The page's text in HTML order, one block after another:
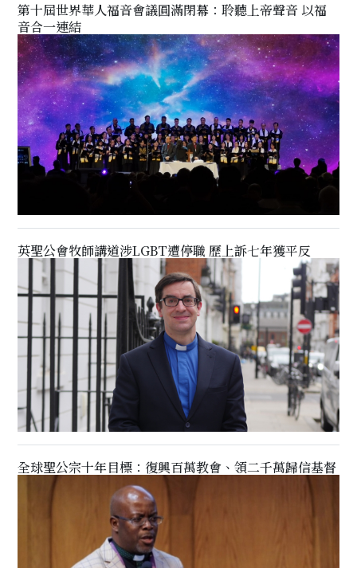
第十屆世界華人福音會議圓滿閉幕：聆聽上帝聲音 以福
音合一連結
英聖公會牧師講道涉LGBT遭停職 歷上訴七年獲平反
全球聖公宗十年目標：復興百萬教會、領二千萬歸信基督